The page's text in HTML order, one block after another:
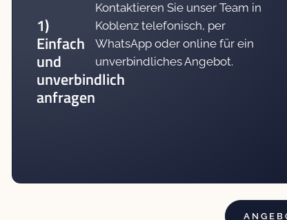
1)
Einfach
und
unverbindlich
anfragen
Kontaktieren Sie unser Team in
Koblenz telefonisch, per
WhatsApp oder online für ein
unverbindliches Angebot.